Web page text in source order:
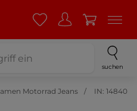
suchen
Motorrad Jeans IN: 14840